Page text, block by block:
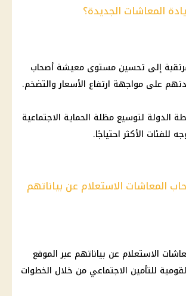
المعاشات الجديدة؟
إلى تحسين مستوى معيشة أصحاب
على مواجهة ارتفاع الأسعار والتضخم.
الدولة لتوسيع مظلة الحماية الاجتماعية
للفئات الأكثر احتياجًا.
المعاشات الاستعلام عن بياناتهم
الاستعلام عن بياناتهم عبر الموقع
للتأمين الاجتماعي من خلال الخطوات